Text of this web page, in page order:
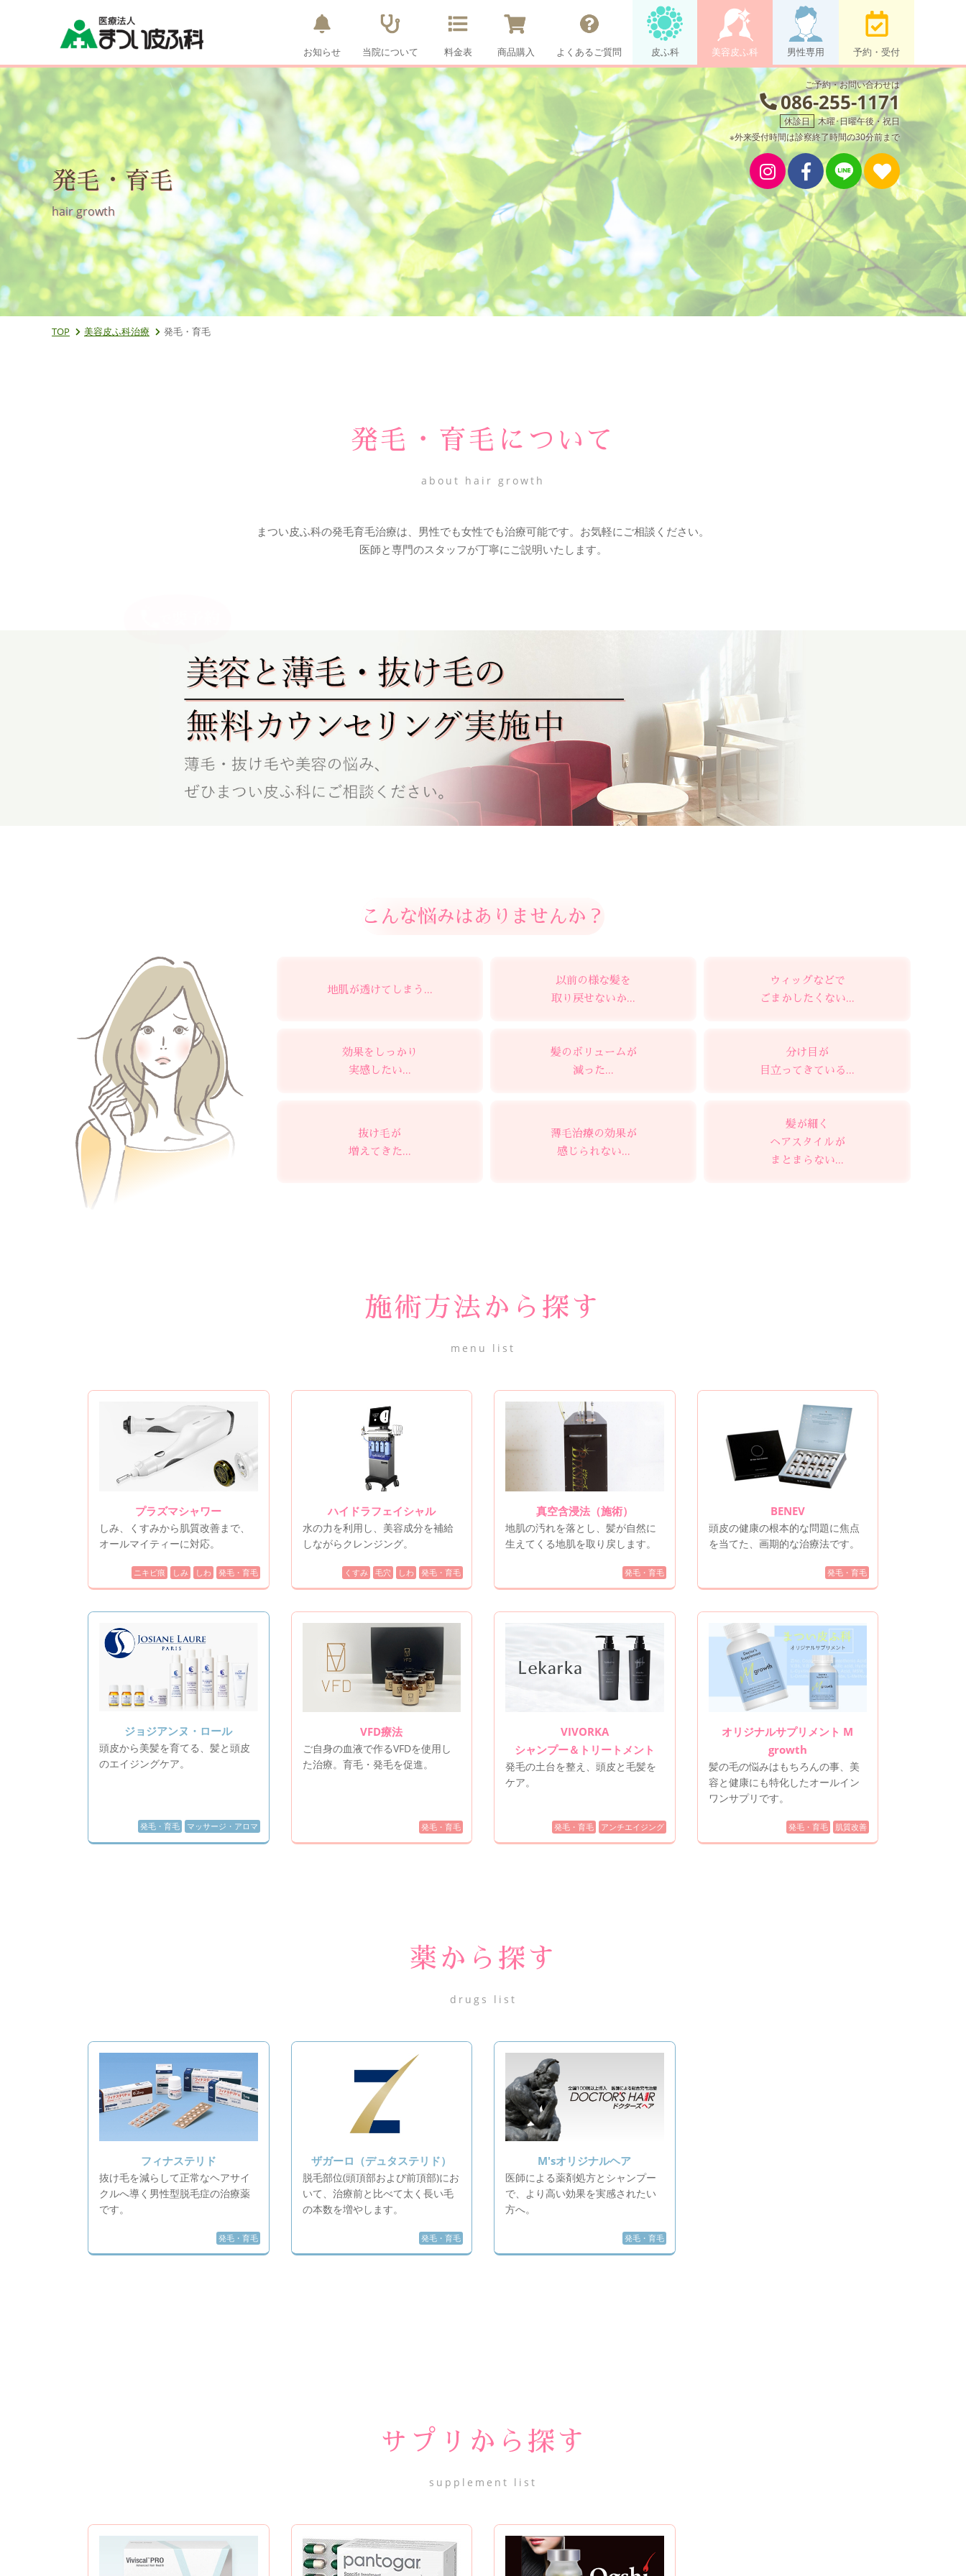
お知らせ 当院について 料金表 商品購入 よくあるご質問 皮ふ科 美容皮ふ科 男性専用 予約・受付
ご予約・お問い合わせは
086-255-1171
休診日
木曜･日曜午後・祝日
※外来受付時間は診察終了時間の30分前まで
発毛・育毛
hair growth
TOP 美容皮ふ科治療 発毛・育毛
発毛・育毛について
about hair growth
まつい皮ふ科の発毛育毛治療は、男性でも女性でも治療可能です。お気軽にご相談ください。
医師と専門のスタッフが丁寧にご説明いたします。
こんな悩みはありませんか？
地肌が透けてしまう...
以前の様な髪を
取り戻せないか...
ウィッグなどで
ごまかしたくない...
効果をしっかり
実感したい...
髪のボリュームが
減った...
分け目が
目立ってきている...
抜け毛が
増えてきた...
薄毛治療の効果が
感じられない...
髪が細く
ヘアスタイルが
まとまらない...
施術方法から探す
menu list
プラズマシャワー
しみ、くすみから肌質改善まで、
オールマイティーに対応。
ニキビ痕 しみ しわ 発毛・育毛
ハイドラフェイシャル
水の力を利用し、美容成分を補給
しながらクレンジング。
くすみ 毛穴 しわ 発毛・育毛
真空含浸法（施術）
地肌の汚れを落とし、髪が自然に
生えてくる地肌を取り戻します。
発毛・育毛
BENEV
頭皮の健康の根本的な問題に焦点
を当てた、画期的な治療法です。
発毛・育毛
ジョジアンヌ・ロール
頭皮から美髪を育てる、髪と頭皮
のエイジングケア。
発毛・育毛 マッサージ・アロマ
VFD療法
ご自身の血液で作るVFDを使用し
た治療。育毛・発毛を促進。
発毛・育毛
VIVORKA
シャンプー＆トリートメント
発毛の土台を整え、頭皮と毛髪を
ケア。
発毛・育毛 アンチエイジング
オリジナルサプリメント M
growth
髪の毛の悩みはもちろんの事、美
容と健康にも特化したオールイン
ワンサプリです。
発毛・育毛 肌質改善
薬から探す
drugs list
フィナステリド
抜け毛を減らして正常なヘアサイ
クルへ導く男性型脱毛症の治療薬
です。
発毛・育毛
ザガーロ（デュタステリド）
脱毛部位(頭頂部および前頂部)にお
いて、治療前と比べて太く長い毛
の本数を増やします。
発毛・育毛
M'sオリジナルヘア
医師による薬剤処方とシャンプー
で、より高い効果を実感されたい
方へ。
発毛・育毛
サプリから探す
supplement list